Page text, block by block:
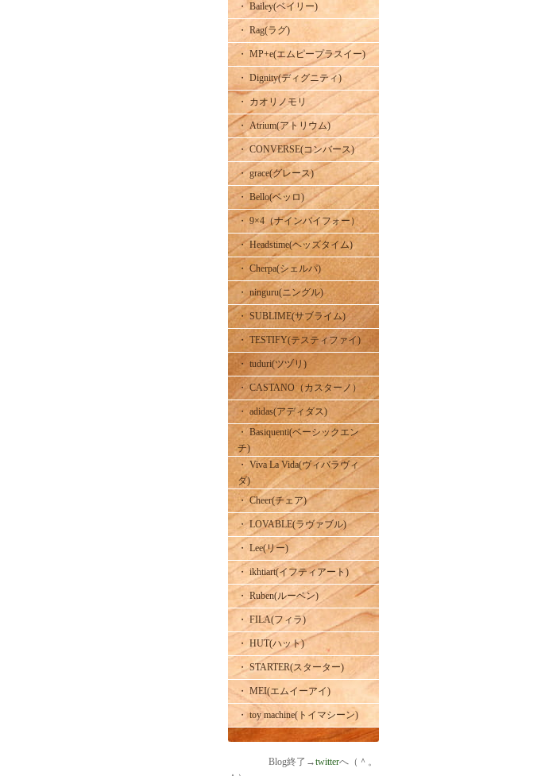
・ Bailey(ベイリー)
・ Rag(ラグ)
・ MP+e(エムピープラスイー)
・ Dignity(ディグニティ)
・ カオリノモリ
・ Atrium(アトリウム)
・ CONVERSE(コンバース)
・ grace(グレース)
・ Bello(ベッロ)
・ 9×4（ナインバイフォー）
・ Headstime(ヘッズタイム)
・ Cherpa(シェルパ)
・ ninguru(ニングル)
・ SUBLIME(サブライム)
・ TESTIFY(テスティファイ)
・ tuduri(ツヅリ)
・ CASTANO（カスターノ）
・ adidas(アディダス)
・ Basiquenti(ベーシックエン
チ)
・ Viva La Vida(ヴィバラヴィ
ダ)
・ Cheer(チェア)
・ LOVABLE(ラヴァブル)
・ Lee(リー)
・ ikhtiart(イフティアート)
・ Ruben(ルーベン)
・ FILA(フィラ)
・ HUT(ハット)
・ STARTER(スターター)
・ MEI(エムイーアイ)
・ toy machine(トイマシーン)
Blog終了→twitterへ（＾。